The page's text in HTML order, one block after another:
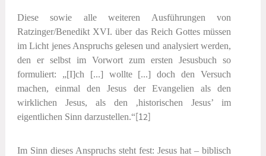
Diese sowie alle weiteren Ausführungen von
Ratzinger/Benedikt XVI. über das Reich Gottes müssen
im Licht jenes Anspruchs gelesen und analysiert werden,
den er selbst im Vorwort zum ersten Jesusbuch so
formuliert: „[I]ch [...] wollte [...] doch den Versuch
machen, einmal den Jesus der Evangelien als den
wirklichen Jesus, als den ‚historischen Jesus’ im
eigentlichen Sinn darzustellen.“[12]
Im Sinn dieses Anspruchs steht fest: Jesus hat – biblisch